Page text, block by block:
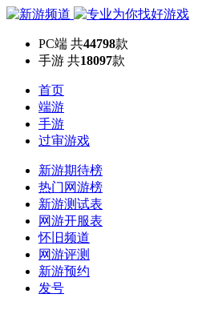
PC端 共44798款
手游 共18097款
首页
端游
手游
过审游戏
新游期待榜
热门网游榜
新游测试表
网游开服表
怀旧频道
网游评测
新游预约
发号